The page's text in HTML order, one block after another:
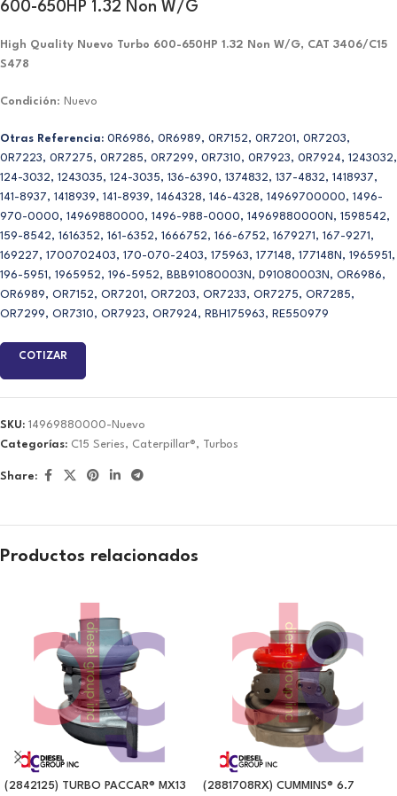
600-650HP 1.32 Non W/G
High Quality Nuevo Turbo 600-650HP 1.32 Non W/G, CAT 3406/C15
S478
Condición: Nuevo
Otras Referencia: 0R6986, 0R6989, 0R7152, 0R7201, 0R7203,
0R7223, 0R7275, 0R7285, 0R7299, 0R7310, 0R7923, 0R7924, 1243032,
124-3032, 1243035, 124-3035, 136-6390, 1374832, 137-4832, 1418937,
141-8937, 1418939, 141-8939, 1464328, 146-4328, 14969700000, 1496-
970-0000, 14969880000, 1496-988-0000, 14969880000N, 1598542,
159-8542, 1616352, 161-6352, 1666752, 166-6752, 1679271, 167-9271,
169227, 1700702403, 170-070-2403, 175963, 177148, 177148N, 1965951,
196-5951, 1965952, 196-5952, BBB91080003N, D91080003N, OR6986,
OR6989, OR7152, OR7201, OR7203, OR7233, OR7275, OR7285,
OR7299, OR7310, OR7923, OR7924, RBH175963, RE550979
COTIZAR
SKU: 14969880000-Nuevo
Categorías: C15 Series, Caterpillar®, Turbos
Share:
Productos relacionados
(2842125) TURBO PACCAR® MX13
(2881708RX) CUMMINS® 6.7